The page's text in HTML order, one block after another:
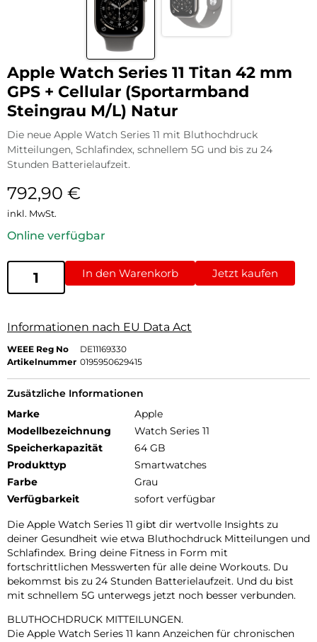
Apple Watch Series 11 Titan 42 mm
GPS + Cellular (Sportarmband
Steingrau M/L) Natur
Die neue Apple Watch Series 11 mit Bluthochdruck
Mitteilungen, Schlafindex, schnellem 5G und bis zu 24
Stunden Batterielaufzeit.
792,90 €
inkl. MwSt.
Online verfügbar
In den Warenkorb Jetzt kaufen
Informationen nach EU Data Act
WEEE Reg No
DE11169330
Artikelnummer 0195950629415
Zusätzliche Informationen
Marke
Apple
Modellbezeichnung
Watch Series 11
Speicherkapazität
64 GB
Produkttyp
Smartwatches
Farbe
Grau
Verfügbarkeit
sofort verfügbar
Die Apple Watch Series 11 gibt dir wertvolle Insights zu
deiner Gesundheit wie etwa Bluthochdruck Mitteilungen und
Schlafindex. Bring deine Fitness in Form mit
fortschrittlichen Messwerten für alle deine Workouts. Du
bekommst bis zu 24 Stunden Batterielaufzeit. Und du bist
mit schnellem 5G unterwegs jetzt noch besser verbunden.
BLUTHOCHDRUCK MITTEILUNGEN.
Die Apple Watch Series 11 kann Anzeichen für chronischen